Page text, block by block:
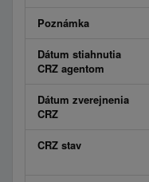
Poznámka
Dátum stiahnutia
CRZ agentom
Dátum zverejnenia
CRZ
CRZ stav